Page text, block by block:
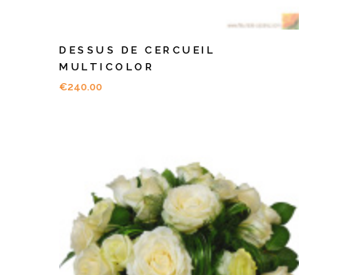
DESSUS DE CERCUEIL
MULTICOLOR
€240.00